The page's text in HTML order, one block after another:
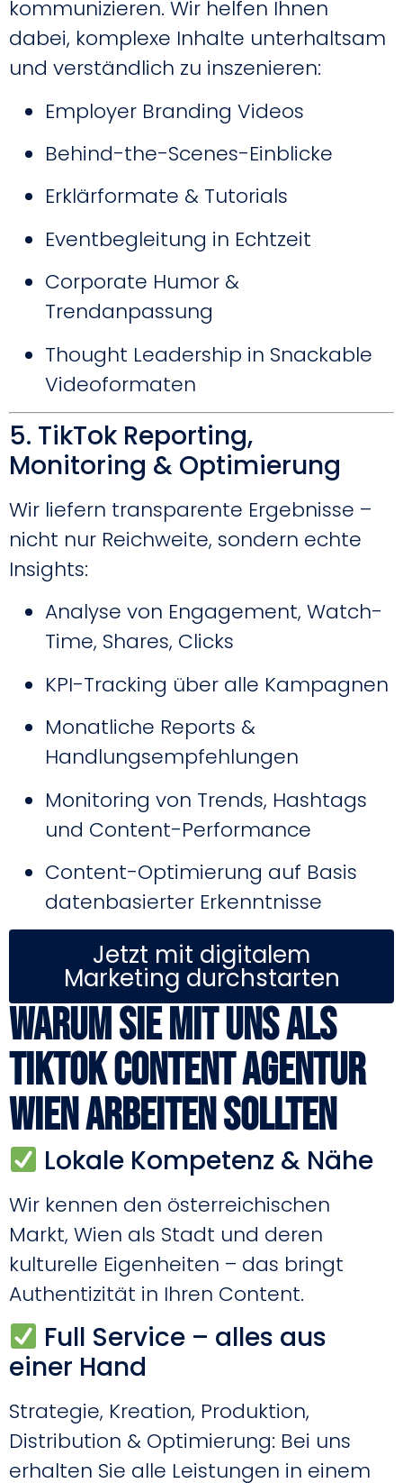
kommunizieren. Wir helfen Ihnen
dabei, komplexe Inhalte unterhaltsam
und verständlich zu inszenieren:
Employer Branding Videos
Behind-the-Scenes-Einblicke
Erklärformate & Tutorials
Eventbegleitung in Echtzeit
Corporate Humor &
Trendanpassung
Thought Leadership in Snackable
Videoformaten
5. TikTok Reporting,
Monitoring & Optimierung
Wir liefern transparente Ergebnisse –
nicht nur Reichweite, sondern echte
Insights:
Analyse von Engagement, Watch-
Time, Shares, Clicks
KPI-Tracking über alle Kampagnen
Monatliche Reports &
Handlungsempfehlungen
Monitoring von Trends, Hashtags
und Content-Performance
Content-Optimierung auf Basis
datenbasierter Erkenntnisse
Jetzt mit digitalem
Marketing durchstarten
Warum Sie mit uns als
TikTok Content Agentur
Wien arbeiten sollten
Lokale Kompetenz & Nähe
Wir kennen den österreichischen
Markt, Wien als Stadt und deren
kulturelle Eigenheiten – das bringt
Authentizität in Ihren Content.
Full Service – alles aus
einer Hand
Strategie, Kreation, Produktion,
Distribution & Optimierung: Bei uns
erhalten Sie alle Leistungen in einem